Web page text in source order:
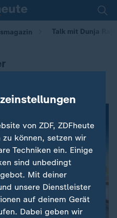
Talk mit Dunja
von ZDF, ZDFheute
können, setzen wir
Techniken ein. Einige
sind unbedingt
Mit deiner
unsere Dienstleister
auf deinem Gerät
Dabei geben wir